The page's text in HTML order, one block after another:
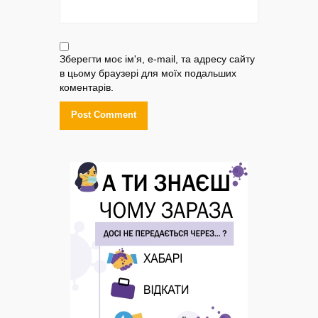
Зберегти моє ім'я, e-mail, та адресу сайту
в цьому браузері для моїх подальших
коментарів.